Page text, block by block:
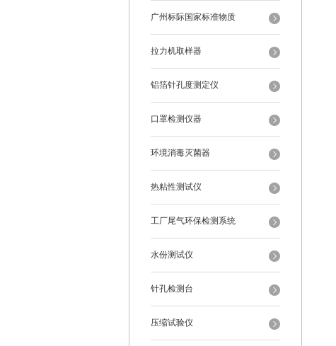
广州标际国家标准物质
拉力机取样器
铝箔针孔度测定仪
口罩检测仪器
环境消毒灭菌器
热粘性测试仪
工厂尾气环保检测系统
水份测试仪
针孔检测台
压缩试验仪